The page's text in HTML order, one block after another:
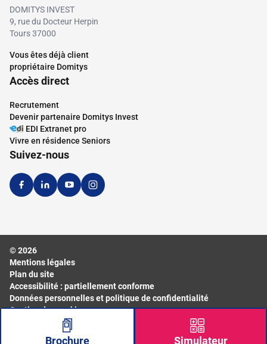
DOMITYS INVEST
9, rue du Docteur Herpin
Tours 37000
Vous êtes déjà client
propriétaire Domitys
Accès direct
Recrutement
Devenir partenaire Domitys Invest
EDI Extranet pro
Vivre en résidence Seniors
Suivez-nous
© 2026
Mentions légales
Plan du site
Accessibilité : partiellement conforme
Données personnelles et politique de confidentialité
Gestion des cookies
Brochure Simulateur